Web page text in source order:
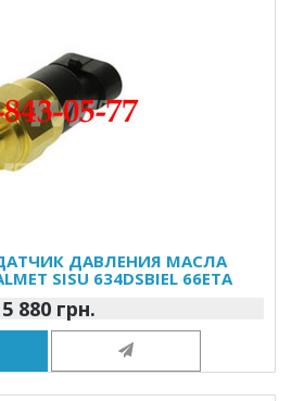
ДАТЧИК ДАВЛЕНИЯ МАСЛА
SISU 634DSBIEL 66ETA
5 880 грн.